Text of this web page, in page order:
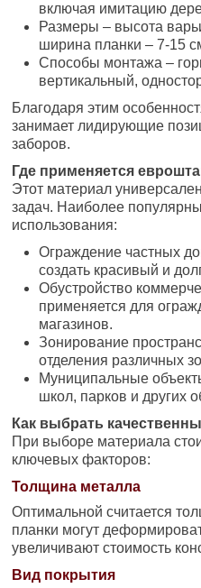
включая имитацию
Размеры – высота
ширина планки – 7-15
Способы монтажа –
вертикальный,
Благодаря этим
занимает лидирующие
заборов.
Где применяется
Этот материал
задач. Наиболее
использования:
Ограждение частных
создать красивый и
Обустройство
применяется для
магазинов.
Зонирование
отделения различных
Муниципальные
школ, парков и других
Как выбрать
При выборе материала
ключевых факторов:
Толщина металла
Оптимальной считается
планки могут
увеличивают стоимость
Вид покрытия